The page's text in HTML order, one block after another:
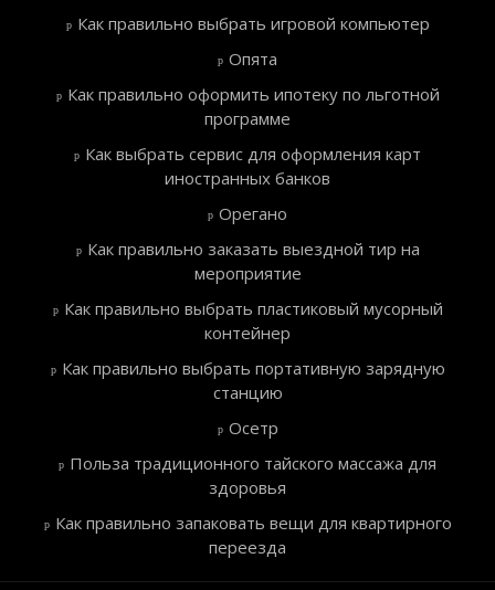
Как правильно выбрать игровой компьютер
Опята
Как правильно оформить ипотеку по льготной
программе
Как выбрать сервис для оформления карт
иностранных банков
Орегано
Как правильно заказать выездной тир на
мероприятие
Как правильно выбрать пластиковый мусорный
контейнер
Как правильно выбрать портативную зарядную
станцию
Осетр
Польза традиционного тайского массажа для
здоровья
Как правильно запаковать вещи для квартирного
переезда